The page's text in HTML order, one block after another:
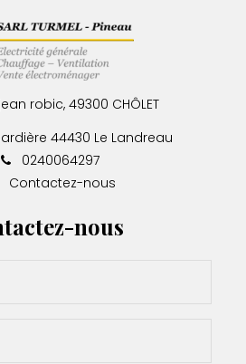
robic, 49300 CHÔLET
44430 Le Landreau
0240064297
Contactez-nous
nous